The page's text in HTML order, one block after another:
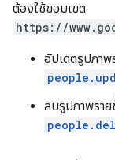
ต้องใช้ขอบเขต
https://
อัปเดตรูปภาพ
ลบรูปภาพราย